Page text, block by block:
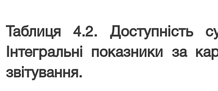
Таблиця 4.2. Доступність
Інтегральні показники за
звітування.